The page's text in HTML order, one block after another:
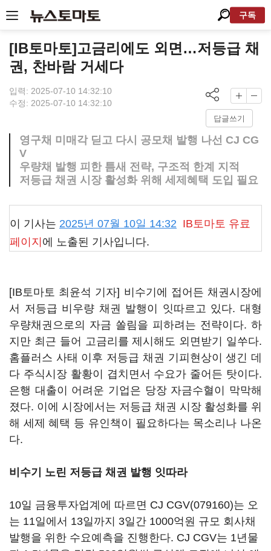
구독
[IB토마토]고금리에도 외면…저등급 채
권, 찬바람 거세다
입력: 2025-07-10 14:32:10
수정: 2025-07-10 14:32:10
답글쓰기
영구채 미매각 딛고 다시 공모채 발행 나선 CJ CG
V
우량채 발행 피한 틈새 전략, 구조적 한계 지적
저등급 채권 시장 활성화 위해 세제혜택 도입 필요
이 기사는 2025년 07월 10일 14:32 IB토마토 유료
페이지 에 노출된 기사입니다.
[IB토마토 최윤석 기자] 비수기에 접어든 채권시장에
서 저등급 비우량 채권 발행이 잇따르고 있다. 대형
우량채권으로의 자금 쏠림을 피하려는 전략이다. 하
지만 최근 들어 고금리를 제시해도 외면받기 일쑤다.
홈플러스 사태 이후 저등급 채권 기피현상이 생긴 데
다 주식시장 활황이 겹치면서 수요가 줄어든 탓이다.
은행 대출이 어려운 기업은 당장 자금수혈이 막막해
졌다. 이에 시장에서는 저등급 채권 시장 활성화를 위
해 세제 혜택 등 유인책이 필요하다는 목소리나 나온
다.
비수기 노린 저등급 채권 발행 잇따라
10일 금융투자업계에 따르면 CJ CGV(079160)는 오
는 11일에서 13일까지 3일간 1000억원 규모 회사채
발행을 위한 수요예측을 진행한다. CJ CGV는 1년물